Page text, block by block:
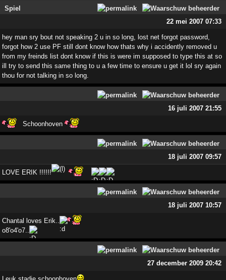
Spiel
22 mei 2007 07:33
hey man sry bout not speaking 2 u in so long, lost net forgot password,
forgot how 2 use PF still dont know how thats why i accidently removed u
from my freinds list dont know if this is were im supposed to type this at so
ill try to send this same thing to u a few time to ensure u get it lol sry again
thou for not talking in so long.
16 juli 2007 21:55
Schoonhoven
18 juli 2007 09:57
LOVE ERIK !!!!!!
18 juli 2007 10:57
Chantal loves Erik..
o8'o4'o7..
27 december 2009 20:42